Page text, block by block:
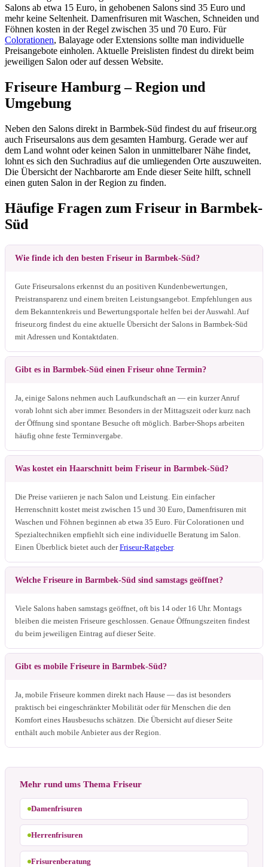
Salons ab etwa 15 Euro, in gehobenen Salons sind 35 Euro und
mehr keine Seltenheit. Damenfrisuren mit Waschen, Schneiden und
Föhnen kosten in der Regel zwischen 35 und 70 Euro. Für
Colorationen, Balayage oder Extensions sollte man individuelle
Preisangebote einholen. Aktuelle Preislisten findest du direkt beim
jeweiligen Salon oder auf dessen Website.
Friseure Hamburg – Region und
Umgebung
Neben den Salons direkt in Barmbek-Süd findest du auf friseur.org
auch Friseursalons aus dem gesamten Hamburg. Gerade wer auf
dem Land wohnt oder keinen Salon in unmittelbarer Nähe findet,
lohnt es sich den Suchradius auf die umliegenden Orte auszuweiten.
Die Übersicht der Nachbarorte am Ende dieser Seite hilft, schnell
einen guten Salon in der Region zu finden.
Häufige Fragen zum Friseur in Barmbek-
Süd
Wie finde ich den besten Friseur in Barmbek-Süd?
Gute Friseursalons erkennst du an positiven Kundenbewertungen,
Preistransparenz und einem breiten Leistungsangebot. Empfehlungen aus
dem Bekanntenkreis und Bewertungsportale helfen bei der Auswahl. Auf
friseur.org findest du eine aktuelle Übersicht der Salons in Barmbek-Süd
mit Adressen und Kontaktdaten.
Gibt es in Barmbek-Süd einen Friseur ohne Termin?
Ja, einige Salons nehmen auch Laufkundschaft an — ein kurzer Anruf
vorab lohnt sich aber immer. Besonders in der Mittagszeit oder kurz nach
der Öffnung sind spontane Besuche oft möglich. Barber-Shops arbeiten
häufig ohne feste Terminvergabe.
Was kostet ein Haarschnitt beim Friseur in Barmbek-Süd?
Die Preise variieren je nach Salon und Leistung. Ein einfacher
Herrenschnitt kostet meist zwischen 15 und 30 Euro, Damenfrisuren mit
Waschen und Föhnen beginnen ab etwa 35 Euro. Für Colorationen und
Spezialtechniken empfiehlt sich eine individuelle Beratung im Salon.
Einen Überblick bietet auch derFriseur-Ratgeber.
Welche Friseure in Barmbek-Süd sind samstags geöffnet?
Viele Salons haben samstags geöffnet, oft bis 14 oder 16 Uhr. Montags
bleiben die meisten Friseure geschlossen. Genaue Öffnungszeiten findest
du beim jeweiligen Eintrag auf dieser Seite.
Gibt es mobile Friseure in Barmbek-Süd?
Ja, mobile Friseure kommen direkt nach Hause — das ist besonders
praktisch bei eingeschränkter Mobilität oder für Menschen die den
Komfort eines Hausbesuchs schätzen. Die Übersicht auf dieser Seite
enthält auch mobile Anbieter aus der Region.
Mehr rund ums Thema Friseur
Damenfrisuren
Herrenfrisuren
Frisurenberatung